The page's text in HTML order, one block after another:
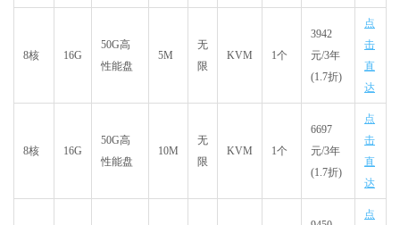
8核 16G
50G高
性能盘
5M
无
限
KVM 1个
3942
元/3年
(1.7折)
点
击
直
达
8核 16G
50G高
性能盘
10M
无
限
KVM 1个
6697
元/3年
(1.7折)
点
击
直
达
点